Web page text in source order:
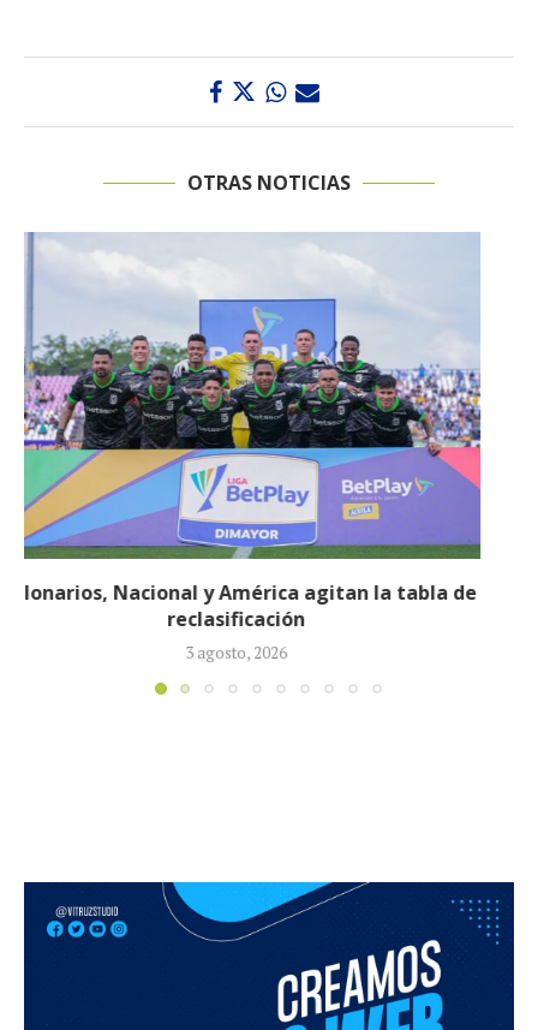
OTRAS NOTICIAS
Néstor Lorenzo seguirá al frente de la Selección
Colombia tras ser ratificado...
23 julio, 2026